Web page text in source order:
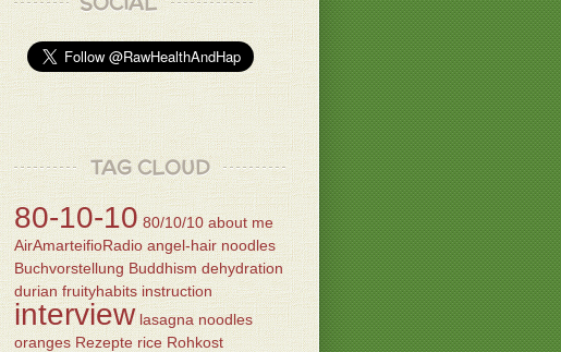
TAG CLOUD
80-10-10 80/10/10 about me
AirAmarteifioRadio angel-hair noodles
Buchvorstellung Buddhism dehydration
durian fruityhabits instruction
interview lasagna noodles
oranges Rezepte rice Rohkost